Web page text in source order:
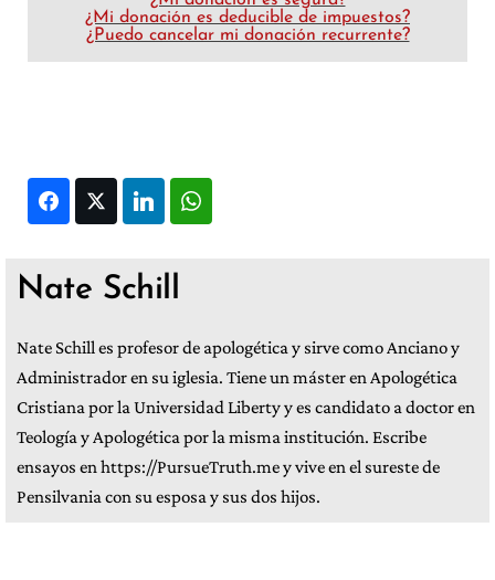
¿Mi donación es deducible de impuestos?
¿Puedo cancelar mi donación recurrente?
FacebookTwitter LinkedIn
Nate Schill
Nate Schill es profesor de apologética y sirve como Anciano y
Administrador en su iglesia. Tiene un máster en Apologética
Cristiana por la Universidad Liberty y es candidato a doctor en
Teología y Apologética por la misma institución. Escribe
ensayos en https://PursueTruth.me y vive en el sureste de
Pensilvania con su esposa y sus dos hijos.